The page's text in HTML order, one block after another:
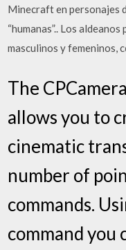
Minecraft en personajes
“humanas”.. Los
masculinos y femeninos,
The
allows you to
cinematic
number of
commands.
command you